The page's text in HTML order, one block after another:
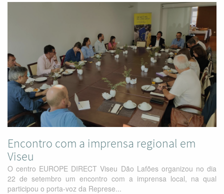
Encontro com a imprensa regional em
Viseu
O centro EUROPE DIRECT Viseu Dão Lafões organizou no dia
22 de setembro um encontro com a imprensa local, na qual
participou o porta-voz da Represe...